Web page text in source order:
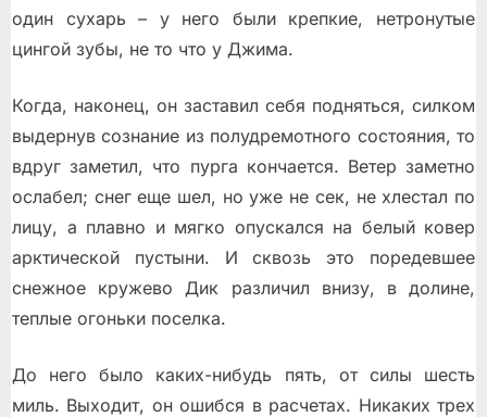
один сухарь – у него были крепкие, нетронутые
цингой зубы, не то что у Джима.
Когда, наконец, он заставил себя подняться, силком
выдернув сознание из полудремотного состояния, то
вдруг заметил, что пурга кончается. Ветер заметно
ослабел; снег еще шел, но уже не сек, не хлестал по
лицу, а плавно и мягко опускался на белый ковер
арктической пустыни. И сквозь это поредевшее
снежное кружево Дик различил внизу, в долине,
теплые огоньки поселка.
До него было каких-нибудь пять, от силы шесть
миль. Выходит, он ошибся в расчетах. Никаких трех